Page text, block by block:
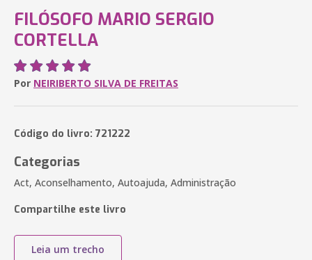
FILÓSOFO MARIO SERGIO
CORTELLA
Por NEIRIBERTO SILVA DE FREITAS
Código do livro: 721222
Categorias
Act, Aconselhamento, Autoajuda, Administração
Compartilhe este livro
Leia um trecho